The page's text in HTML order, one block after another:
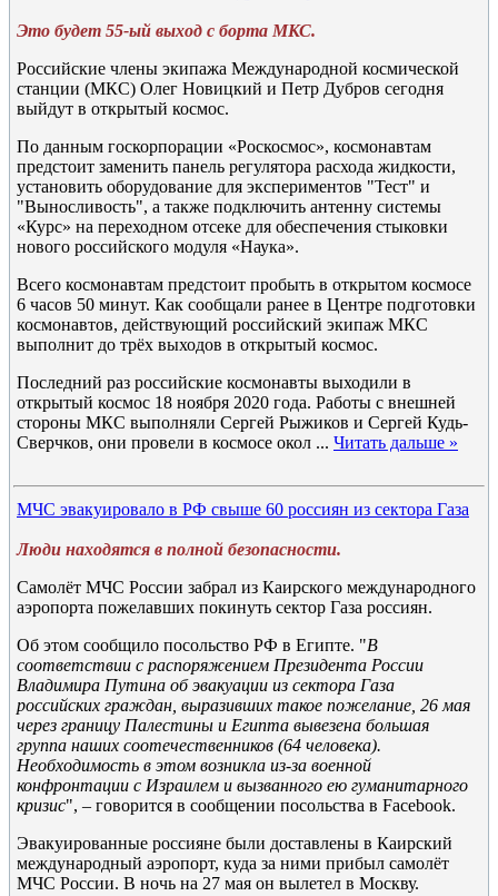
Это будет 55-ый выход с борта МКС.
Российские члены экипажа Международной космической
станции (МКС) Олег Новицкий и Петр Дубров сегодня
выйдут в открытый космос.
По данным госкорпорации «Роскосмос», космонавтам
предстоит заменить панель регулятора расхода жидкости,
установить оборудование для экспериментов "Тест" и
"Выносливость", а также подключить антенну системы
«Курс» на переходном отсеке для обеспечения стыковки
нового российского модуля «Наука».
Всего космонавтам предстоит пробыть в открытом космосе
6 часов 50 минут. Как сообщали ранее в Центре подготовки
космонавтов, действующий российский экипаж МКС
выполнит до трёх выходов в открытый космос.
Последний раз российские космонавты выходили в
открытый космос 18 ноября 2020 года. Работы с внешней
стороны МКС выполняли Сергей Рыжиков и Сергей Кудь-
Сверчков, они провели в космосе окол ... Читать дальше »
МЧС эвакуировало в РФ свыше 60 россиян из сектора Газа
Люди находятся в полной безопасности.
Самолёт МЧС России забрал из Каирского международного
аэропорта пожелавших покинуть сектор Газа россиян.
Об этом сообщило посольство РФ в Египте. "В
соответствии с распоряжением Президента России
Владимира Путина об эвакуации из сектора Газа
российских граждан, выразивших такое пожелание, 26 мая
через границу Палестины и Египта вывезена большая
группа наших соотечественников (64 человека).
Необходимость в этом возникла из-за военной
конфронтации с Израилем и вызванного ею гуманитарного
кризис", – говорится в сообщении посольства в Facebook.
Эвакуированные россияне были доставлены в Каирский
международный аэропорт, куда за ними прибыл самолёт
МЧС России. В ночь на 27 мая он вылетел в Москву.